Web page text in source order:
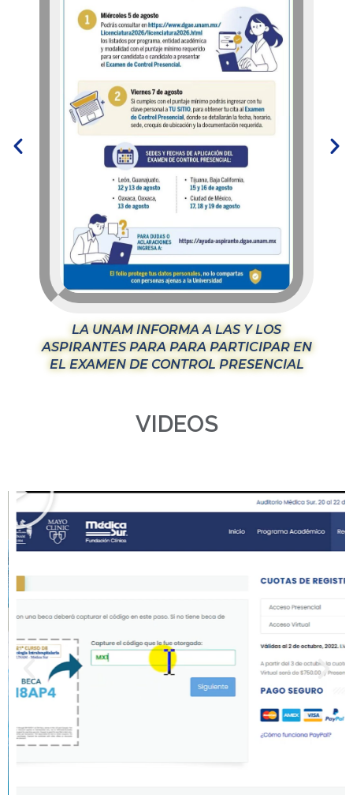
LA UNAM INFORMA A LAS Y LOS
ASPIRANTES PARA PARA PARTICIPAR EN
EL EXAMEN DE CONTROL PRESENCIAL
VIDEOS